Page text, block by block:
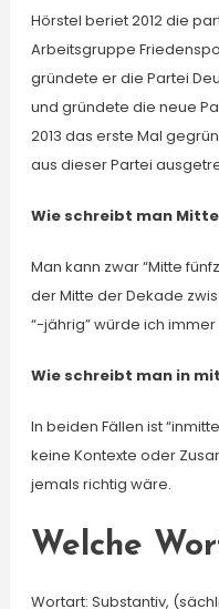
Hörstel beriet 2012 die
Arbeitsgruppe
gründete er die Partei
und gründete die neue
2013 das erste Mal
aus dieser Partei
Wie schreibt man
Man kann zwar “Mitte
der Mitte der Dekade
“-jährig” würde ich
Wie schreibt man in
In beiden Fällen ist
keine Kontexte oder
jemals richtig wäre.
Welche
Wortart: Substantiv,